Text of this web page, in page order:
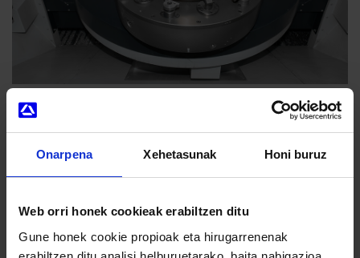
Onarpena Xehetasunak Honi buruz
Web orri honek cookieak erabiltzen ditu
Gune honek cookie propioak eta hirugarrenenak
berri batzuk